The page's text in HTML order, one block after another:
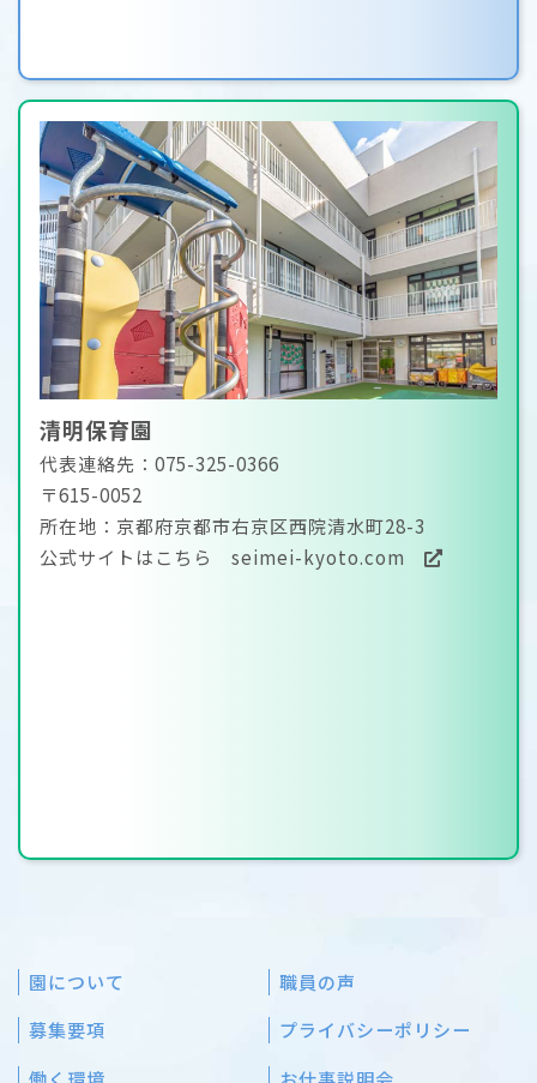
清明保育園
代表連絡先：075-325-0366
〒615-0052
所在地：京都府京都市右京区西院清水町28-3
公式サイトはこちら seimei-kyoto.com
園について
職員の声
募集要項
プライバシーポリシー